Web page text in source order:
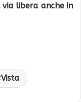
libera anche in
Vista